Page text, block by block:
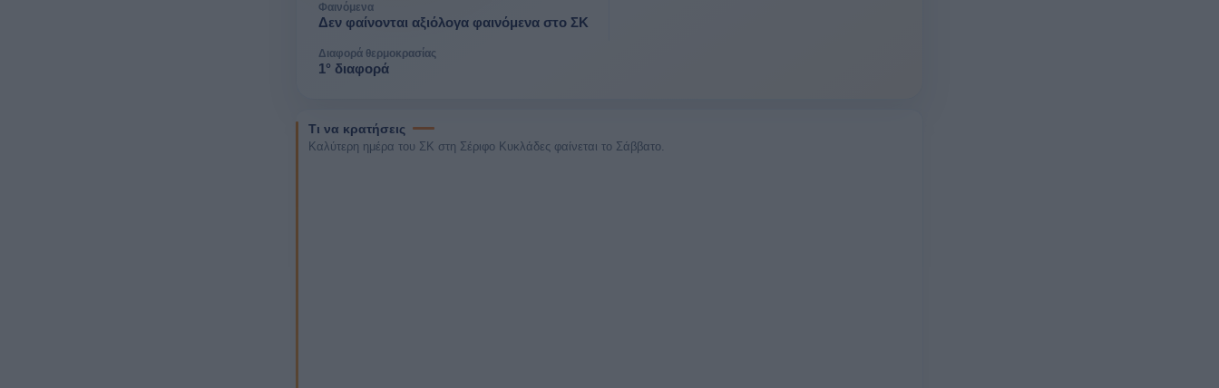
Φαινόμενα
Δεν φαίνονται αξιόλογα φαινόμενα στο ΣΚ
Διαφορά θερμοκρασίας
1° διαφορά
Τι να κρατήσεις
Καλύτερη ημέρα του ΣΚ στη Σέριφο Κυκλάδες φαίνεται το Σάββατο.